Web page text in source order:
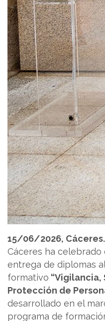
15/06/2026,
Cáceres ha
entrega de diplomas
formativo “Vigilancia,
Protección de
desarrollado en el
programa de